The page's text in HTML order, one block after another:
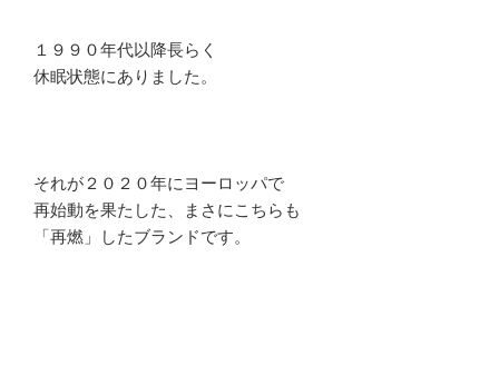
１９９０年代以降長らく
休眠状態にありました。
それが２０２０年にヨーロッパで
再始動を果たした、まさにこちらも
「再燃」したブランドです。